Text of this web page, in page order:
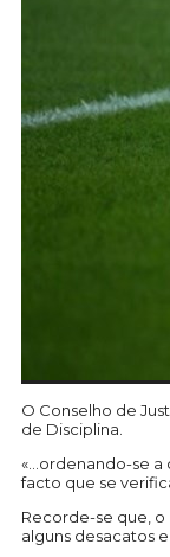
O Conselho de
de Disciplina.
«…ordenando-se a
facto que se
Recorde-se que, o
alguns desacatos